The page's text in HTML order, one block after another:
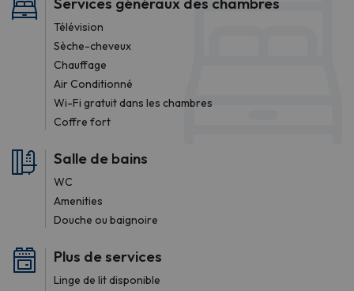
Télévision
Sèche-cheveux
Chauffage
Air Conditionné
Wi-Fi gratuit dans les chambres
Coffre fort
Salle de bains
WC
Amenities
Douche ou baignoire
Plus de services
Linge de lit disponible